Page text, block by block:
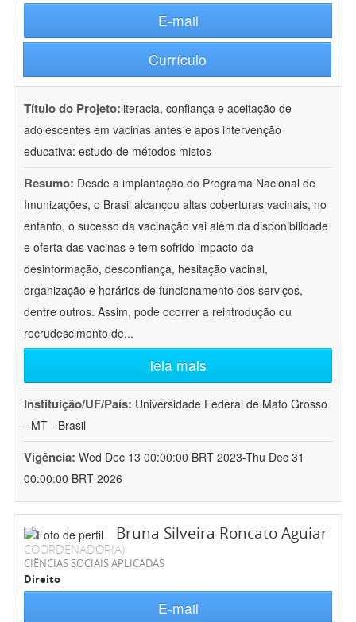
E-mail
Currículo
Título do Projeto:literacia, confiança e aceitação de
adolescentes em vacinas antes e após intervenção
educativa: estudo de métodos mistos
Resumo: Desde a implantação do Programa Nacional de
Imunizações, o Brasil alcançou altas coberturas vacinais, no
entanto, o sucesso da vacinação vai além da disponibilidade
e oferta das vacinas e tem sofrido impacto da
desinformação, desconfiança, hesitação vacinal,
organização e horários de funcionamento dos serviços,
dentre outros. Assim, pode ocorrer a reintrodução ou
recrudescimento de...
leia mais
Instituição/UF/País: Universidade Federal de Mato Grosso
- MT - Brasil
Vigência: Wed Dec 13 00:00:00 BRT 2023-Thu Dec 31
00:00:00 BRT 2026
Bruna Silveira Roncato Aguiar
COORDENADOR(A)
CIÊNCIAS SOCIAIS APLICADAS
Direito
E-mail